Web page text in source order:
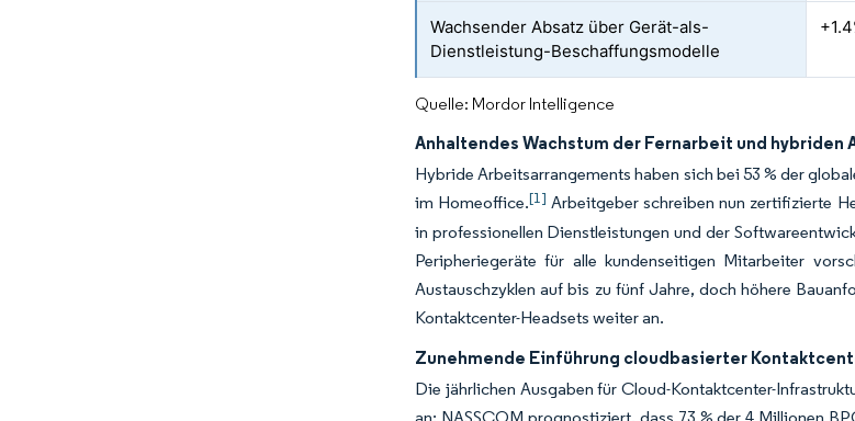
Wachsender Absatz über Gerät-als-
Dienstleistung-Beschaffungsmodelle
Quelle: Mordor Intelligence
Anhaltendes Wachstum der Fernarbeit und hybriden
Hybride Arbeitsarrangements haben sich bei 53 % der
im Homeoffice.[1] Arbeitgeber schreiben nun zertifizierte
in professionellen Dienstleistungen und der
Peripheriegeräte für alle kundenseitigen Mitarbeiter
Austauschzyklen auf bis zu fünf Jahre, doch höhere
Kontaktcenter-Headsets weiter an.
Zunehmende Einführung cloudbasierter
Die jährlichen Ausgaben für Cloud-Kontaktcenter-